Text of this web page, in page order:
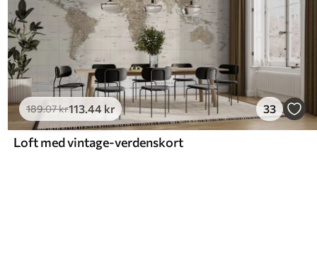
189.07kr113.44 kr 33
Loft med vintage-verdenskort